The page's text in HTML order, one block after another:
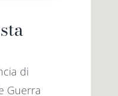
di
Guerra